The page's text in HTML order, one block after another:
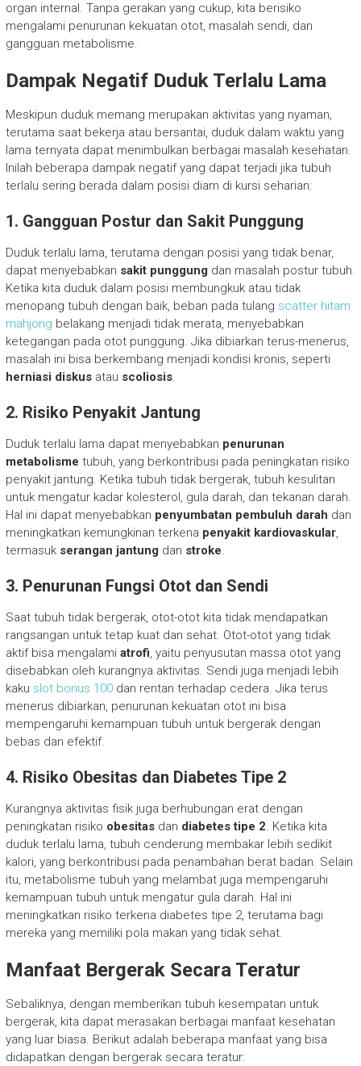
organ internal. Tanpa gerakan yang cukup, kita berisiko
mengalami penurunan kekuatan otot, masalah sendi, dan
gangguan metabolisme.
Dampak Negatif Duduk Terlalu Lama
Meskipun duduk memang merupakan aktivitas yang nyaman,
terutama saat bekerja atau bersantai, duduk dalam waktu yang
lama ternyata dapat menimbulkan berbagai masalah kesehatan.
Inilah beberapa dampak negatif yang dapat terjadi jika tubuh
terlalu sering berada dalam posisi diam di kursi seharian:
1. Gangguan Postur dan Sakit Punggung
Duduk terlalu lama, terutama dengan posisi yang tidak benar,
dapat menyebabkan sakit punggung dan masalah postur tubuh.
Ketika kita duduk dalam posisi membungkuk atau tidak
menopang tubuh dengan baik, beban pada tulang scatter hitam
mahjong belakang menjadi tidak merata, menyebabkan
ketegangan pada otot punggung. Jika dibiarkan terus-menerus,
masalah ini bisa berkembang menjadi kondisi kronis, seperti
herniasi diskusatau scoliosis.
2. Risiko Penyakit Jantung
Duduk terlalu lama dapat menyebabkan penurunan
metabolisme tubuh, yang berkontribusi pada peningkatan risiko
penyakit jantung. Ketika tubuh tidak bergerak, tubuh kesulitan
untuk mengatur kadar kolesterol, gula darah, dan tekanan darah.
Hal ini dapat menyebabkan penyumbatan pembuluh darah dan
meningkatkan kemungkinan terkena penyakit kardiovaskular,
termasuk serangan jantung dan stroke.
3. Penurunan Fungsi Otot dan Sendi
Saat tubuh tidak bergerak, otot-otot kita tidak mendapatkan
rangsangan untuk tetap kuat dan sehat. Otot-otot yang tidak
aktif bisa mengalami atrofi, yaitu penyusutan massa otot yang
disebabkan oleh kurangnya aktivitas. Sendi juga menjadi lebih
kaku slot bonus 100dan rentan terhadap cedera. Jika terus
menerus dibiarkan, penurunan kekuatan otot ini bisa
mempengaruhi kemampuan tubuh untuk bergerak dengan
bebas dan efektif.
4. Risiko Obesitas dan Diabetes Tipe 2
Kurangnya aktivitas fisik juga berhubungan erat dengan
peningkatan risiko obesitasdan diabetes tipe 2. Ketika kita
duduk terlalu lama, tubuh cenderung membakar lebih sedikit
kalori, yang berkontribusi pada penambahan berat badan. Selain
itu, metabolisme tubuh yang melambat juga mempengaruhi
kemampuan tubuh untuk mengatur gula darah. Hal ini
meningkatkan risiko terkena diabetes tipe 2, terutama bagi
mereka yang memiliki pola makan yang tidak sehat.
Manfaat Bergerak Secara Teratur
Sebaliknya, dengan memberikan tubuh kesempatan untuk
bergerak, kita dapat merasakan berbagai manfaat kesehatan
yang luar biasa. Berikut adalah beberapa manfaat yang bisa
didapatkan dengan bergerak secara teratur: